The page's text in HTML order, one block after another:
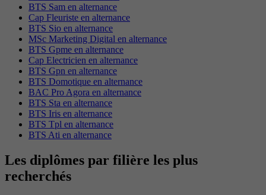
BTS Sam en alternance
Cap Fleuriste en alternance
BTS Sio en alternance
MSc Marketing Digital en alternance
BTS Gpme en alternance
Cap Electricien en alternance
BTS Gpn en alternance
BTS Domotique en alternance
BAC Pro Agora en alternance
BTS Sta en alternance
BTS Iris en alternance
BTS Tpl en alternance
BTS Ati en alternance
Les diplômes par filière les plus
recherchés